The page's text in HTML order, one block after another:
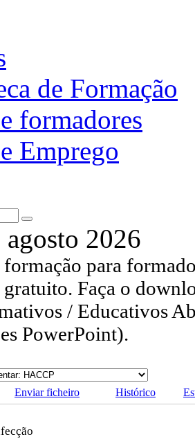
de Formação
formadores
Emprego
2026
para
gratuito. Faça o
/ Educativos
PowerPoint).
Enviar ficheiro Histórico